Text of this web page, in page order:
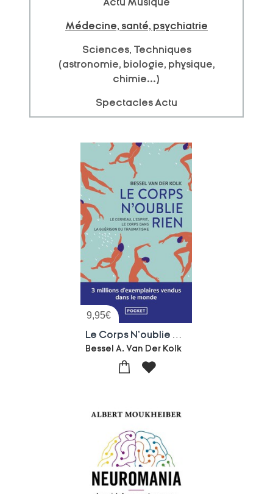
Actu Musique
Médecine, santé, psychiatrie
Sciences, Techniques
(astronomie, biologie, physique,
chimie...)
Spectacles Actu
9,95€
Bessel A. Van Der Kolk